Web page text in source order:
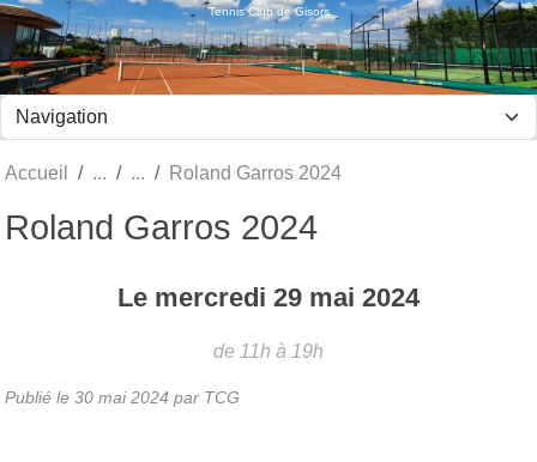
Tennis Club de Gisors
Accueil Roland Garros 2024
Roland Garros 2024
Le mercredi 29 mai 2024
de 11h à 19h
Publié le 30 mai 2024 par TCG
Panneau de gestion des cookies